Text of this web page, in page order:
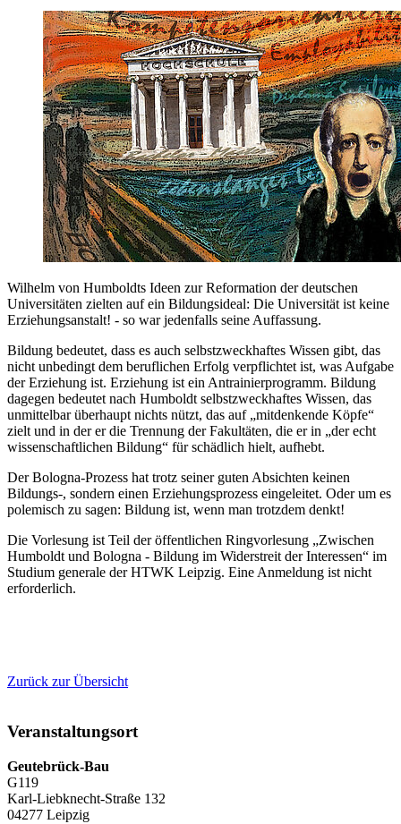
Wilhelm von Humboldts Ideen zur Reformation der deutschen
Universitäten zielten auf ein Bildungsideal: Die Universität ist keine
Erziehungsanstalt! - so war jedenfalls seine Auffassung.
Bildung bedeutet, dass es auch selbstzweckhaftes Wissen gibt, das
nicht unbedingt dem beruflichen Erfolg verpflichtet ist, was Aufgabe
der Erziehung ist. Erziehung ist ein Antrainierprogramm. Bildung
dagegen bedeutet nach Humboldt selbstzweckhaftes Wissen, das
unmittelbar überhaupt nichts nützt, das auf „mitdenkende Köpfe“
zielt und in der er die Trennung der Fakultäten, die er in „der echt
wissenschaftlichen Bildung“ für schädlich hielt, aufhebt.
Der Bologna-Prozess hat trotz seiner guten Absichten keinen
Bildungs-, sondern einen Erziehungsprozess eingeleitet. Oder um es
polemisch zu sagen: Bildung ist, wenn man trotzdem denkt!
Die Vorlesung ist Teil der öffentlichen Ringvorlesung „Zwischen
Humboldt und Bologna - Bildung im Widerstreit der Interessen“ im
Studium generale der HTWK Leipzig. Eine Anmeldung ist nicht
erforderlich.
Zurück zur Übersicht
Veranstaltungsort
Geutebrück-Bau
G119
Karl-Liebknecht-Straße 132
04277 Leipzig